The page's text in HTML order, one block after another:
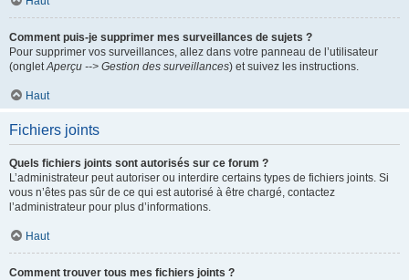
Comment puis-je supprimer mes surveillances de sujets ?
Pour supprimer vos surveillances, allez dans votre panneau de l’utilisateur
(ongletAperçu --> Gestion des surveillances) et suivez les instructions.
Haut
Fichiers joints
Quels fichiers joints sont autorisés sur ce forum ?
L’administrateur peut autoriser ou interdire certains types de fichiers joints. Si
vous n’êtes pas sûr de ce qui est autorisé à être chargé, contactez
l’administrateur pour plus d’informations.
Haut
Comment trouver tous mes fichiers joints ?